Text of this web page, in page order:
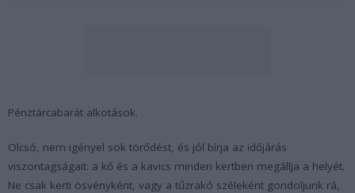
Pénztárcabarát alkotások.
Olcsó, nem igényel sok törődést, és jól bírja az időjárás
viszontagságait: a kő és a kavics minden kertben megállja a helyét.
Ne csak kerti ösvényként, vagy a tűzrakó széleként gondoljunk rá,